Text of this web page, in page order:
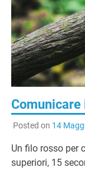
Posted on 14
Un filo rosso per
superiori, 15